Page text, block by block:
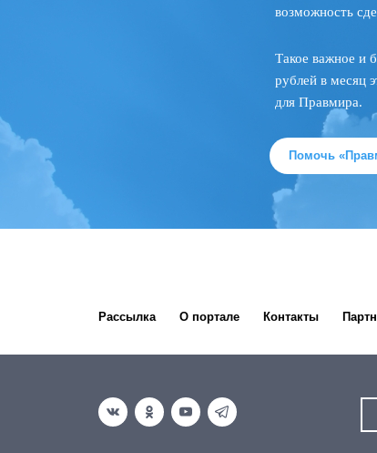
возможность
Такое важное и
рублей в месяц
для Правмира.
Помочь
Рассылка О портале Контакты